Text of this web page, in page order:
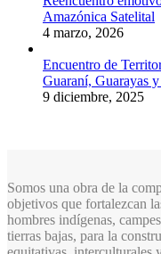
Amazónica Satelital
4 marzo, 2026
Encuentro de
Guaraní, Guarayas
9 diciembre, 2025
Somos una obra de la
objetivos que fortalezcan
hombres indígenas,
tierras bajas, para la